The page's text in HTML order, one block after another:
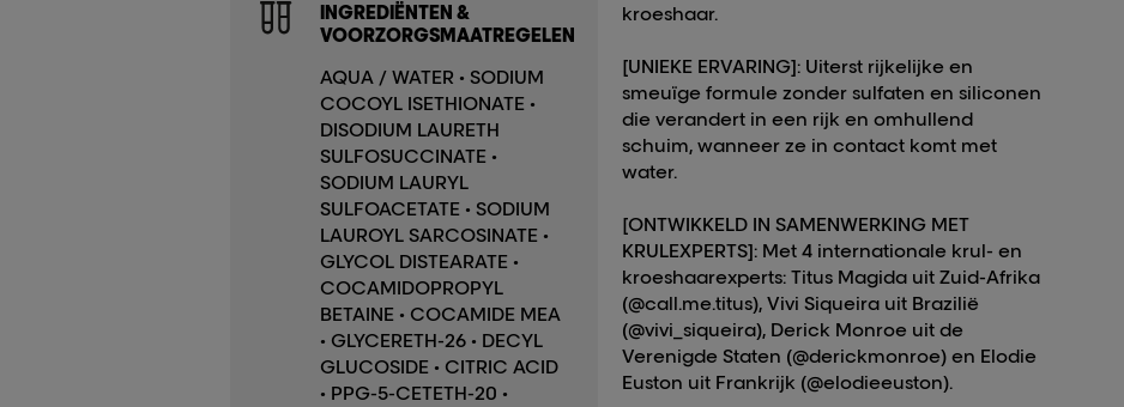
INGREDIËNTEN &
VOORZORGSMAATREGELEN
AQUA / WATER • SODIUM
COCOYL ISETHIONATE •
DISODIUM LAURETH
SULFOSUCCINATE •
SODIUM LAURYL
SULFOACETATE • SODIUM
LAUROYL SARCOSINATE •
GLYCOL DISTEARATE •
COCAMIDOPROPYL
BETAINE • COCAMIDE MEA
• GLYCERETH-26 • DECYL
GLUCOSIDE • CITRIC ACID
• PPG-5-CETETH-20 •
kroeshaar.
[UNIEKE ERVARING]: Uiterst rijkelijke en
smeuïge formule zonder sulfaten en siliconen
die verandert in een rijk en omhullend
schuim, wanneer ze in contact komt met
water.
[ONTWIKKELD IN SAMENWERKING MET
KRULEXPERTS]: Met 4 internationale krul- en
kroeshaarexperts: Titus Magida uit Zuid-Afrika
(@call.me.titus), Vivi Siqueira uit Brazilië
(@vivi_siqueira), Derick Monroe uit de
Verenigde Staten (@derickmonroe) en Elodie
Euston uit Frankrijk (@elodieeuston).